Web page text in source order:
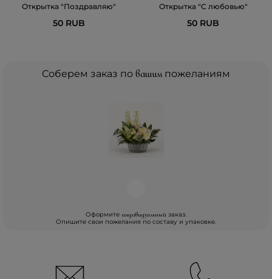
Открытка "Поздравляю"
50 RUB
Открытка "С любовью"
50 RUB
Соберем заказ по вашим пожеланиям
Оформите индивидуальный заказ.
Опишите свои пожелания по составу и упаковке.